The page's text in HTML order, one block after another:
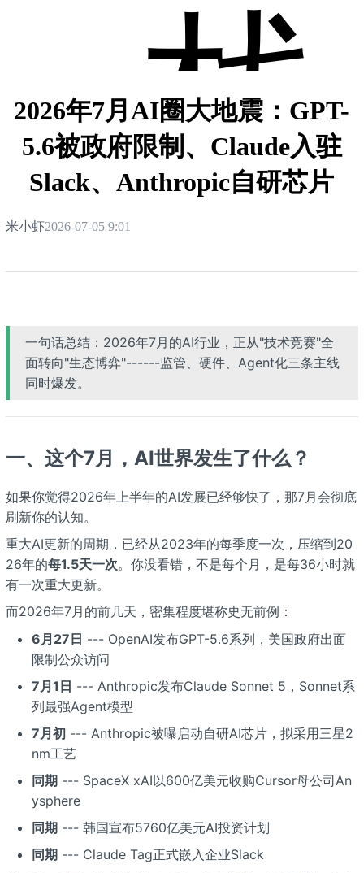
栈
2026年7月AI圈大地震：GPT-
5.6被政府限制、Claude入驻
Slack、Anthropic自研芯片
米小虾2026-07-05 9:01
一句话总结：2026年7月的AI行业，正从"技术竞赛"全
面转向"生态博弈"------监管、硬件、Agent化三条主线
同时爆发。
一、这个7月，AI世界发生了什么？
如果你觉得2026年上半年的AI发展已经够快了，那7月会彻底
刷新你的认知。
重大AI更新的周期，已经从2023年的每季度一次，压缩到20
26年的每1.5天一次。你没看错，不是每个月，是每36小时就
有一次重大更新。
而2026年7月的前几天，密集程度堪称史无前例：
6月27日 --- OpenAI发布GPT-5.6系列，美国政府出面
限制公众访问
7月1日 --- Anthropic发布Claude Sonnet 5，Sonnet系
列最强Agent模型
7月初--- Anthropic被曝启动自研AI芯片，拟采用三星2
nm工艺
同期--- SpaceX xAI以600亿美元收购Cursor母公司An
ysphere
同期--- 韩国宣布5760亿美元AI投资计划
同期--- Claude Tag正式嵌入企业Slack